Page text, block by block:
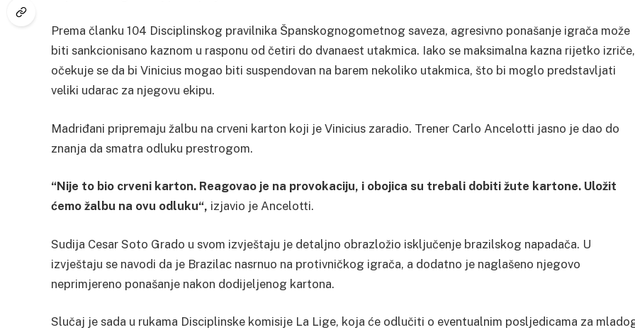
Prema članku 104 Disciplinskog pravilnika Španskognogometnog saveza, agresivno ponašanje igrača može
biti sankcionisano kaznom u rasponu od četiri do dvanaest utakmica. Iako se maksimalna kazna rijetko izriče,
očekuje se da bi Vinicius mogao biti suspendovan na barem nekoliko utakmica, što bi moglo predstavljati
veliki udarac za njegovu ekipu.
Madriđani pripremaju žalbu na crveni karton koji je Vinicius zaradio. Trener Carlo Ancelotti jasno je dao do
znanja da smatra odluku prestrogom.
“Nije to bio crveni karton. Reagovao je na provokaciju, i obojica su trebali dobiti žute kartone. Uložit
ćemo žalbu na ovu odluku“, izjavio je Ancelotti.
Sudija Cesar Soto Grado u svom izvještaju je detaljno obrazložio isključenje brazilskog napadača. U
izvještaju se navodi da je Brazilac nasrnuo na protivničkog igrača, a dodatno je naglašeno njegovo
neprimjereno ponašanje nakon dodijeljenog kartona.
Slučaj je sada u rukama Disciplinske komisije La Lige, koja će odlučiti o eventualnim posljedicama za